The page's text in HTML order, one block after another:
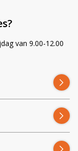
van 9.00-12.00